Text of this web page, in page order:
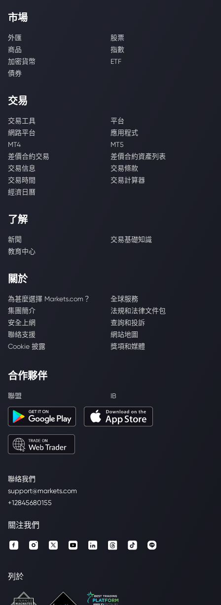
聯絡我們
support@markets.com
+12845680155
市場
外匯
股票
商品
指數
加密貨幣
ETF
債券
交易
交易工具
平台
網路平台
應用程式
MT4
MT5
差價合約交易
差價合約資產列表
交易信息
交易條款
交易時間
交易計算器
經濟日曆
了解
新聞
交易基礎知識
教育中心
關於
為甚麼選擇 Markets.com？
全球服務
集團簡介
法規和法律文件包
安全上網
查詢和投訴
聯絡支援
網站地圖
Cookie 披露
獎項和媒體
合作夥伴
聯盟 IB
關注我們
列於